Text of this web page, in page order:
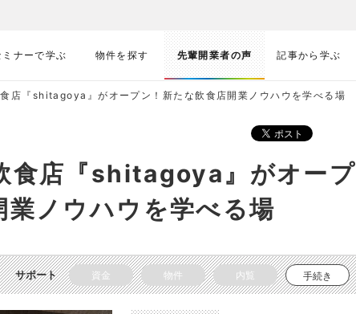
ミナーで学ぶ 物件を探す 先輩開業者の声 記事から学ぶ
店『shitagoya』がオープン！新たな飲食店開業ノウハウを学べる場
食店『shitagoya』がオープ
業ノウハウを学べる場
サポート 資金 物件 内覧 手続き